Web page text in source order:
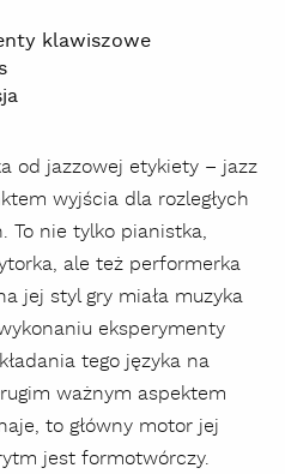
klawiszowe
od jazzowej etykiety – jazz
wyjścia dla rozległych
To nie tylko pianistka,
ale też performerka
jej styl gry miała muzyka
eksperymenty
tego języka na
ważnym aspektem
to główny motor jej
jest formotwórczy.